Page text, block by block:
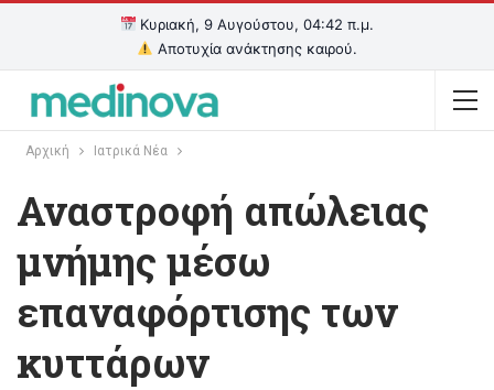
Κυριακή, 9 Αυγούστου, 04:42 π.μ.
Αποτυχία ανάκτησης καιρού.
Αρχική Ιατρικά Νέα
Αναστροφή απώλειας
μνήμης μέσω
επαναφόρτισης των
κυττάρων